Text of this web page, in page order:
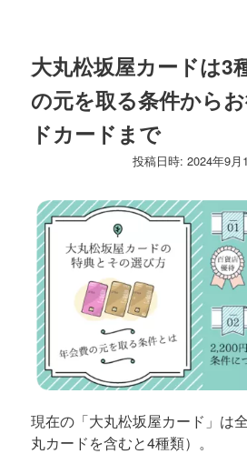
大丸松坂屋カードは3
の元を取る条件から
ドカードまで
投稿日時:2024年9月
現在の「大丸松坂屋カード」は
丸カードを含むと4種類）。